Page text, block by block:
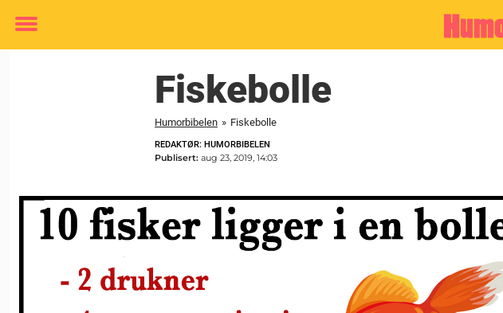
Toggle
Fiskebolle
Humorbibelen » Fiskebolle
REDAKTØR: HUMORBIBELEN
Publisert: aug 23, 2019, 14:03